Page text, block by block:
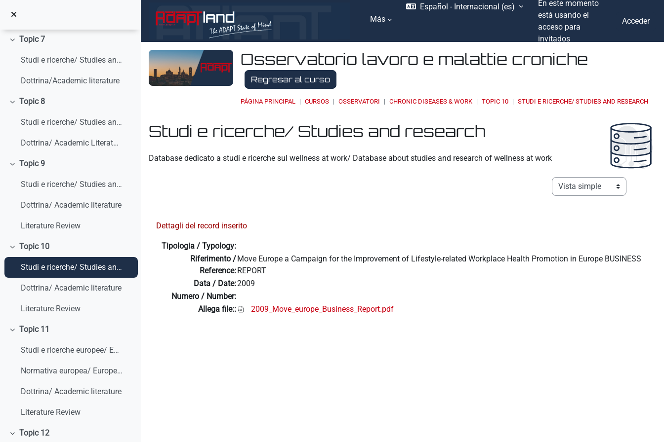
Más
Español - Internacional ‎(es)‎
En este momento
está usando el
acceso para
invitados
Acceder
Colapsar
Topic 7
Studi e ricerche/ Studies and research
Dottrina/Academic literature
Colapsar
Topic 8
Studi e ricerche/ Studies and research
Dottrina/ Academic Literature
Colapsar
Topic 9
Studi e ricerche/ Studies and research
Dottrina/ Academic literature
Literature Review
Colapsar
Topic 10
Studi e ricerche/ Studies and research
Dottrina/ Academic literature
Literature Review
Colapsar
Topic 11
Studi e ricerche europee/ European studies and research
Normativa europea/ European legislation
Dottrina/ Academic literature
Literature Review
Colapsar
Topic 12
Osservatorio lavoro e malattie croniche
Regresar al curso
PÁGINA PRINCIPAL CURSOS OSSERVATORI CHRONIC DISEASES & WORK TOPIC 10 STUDI E RICERCHE/ STUDIES AND RESEARCH
Studi e ricerche/ Studies and research
Database dedicato a studi e ricerche sul wellness at work/ Database about studies and research of wellness at work
Ver modo de navegación
Dettagli del record inserito
Tipologia / Typology:
Riferimento /
Reference:
Move Europe a Campaign for the Improvement of Lifestyle-related Workplace Health Promotion in Europe BUSINESS
REPORT
Data / Date:2009
Numero / Number:
Allega file::
2009_Move_europe_Business_Report.pdf